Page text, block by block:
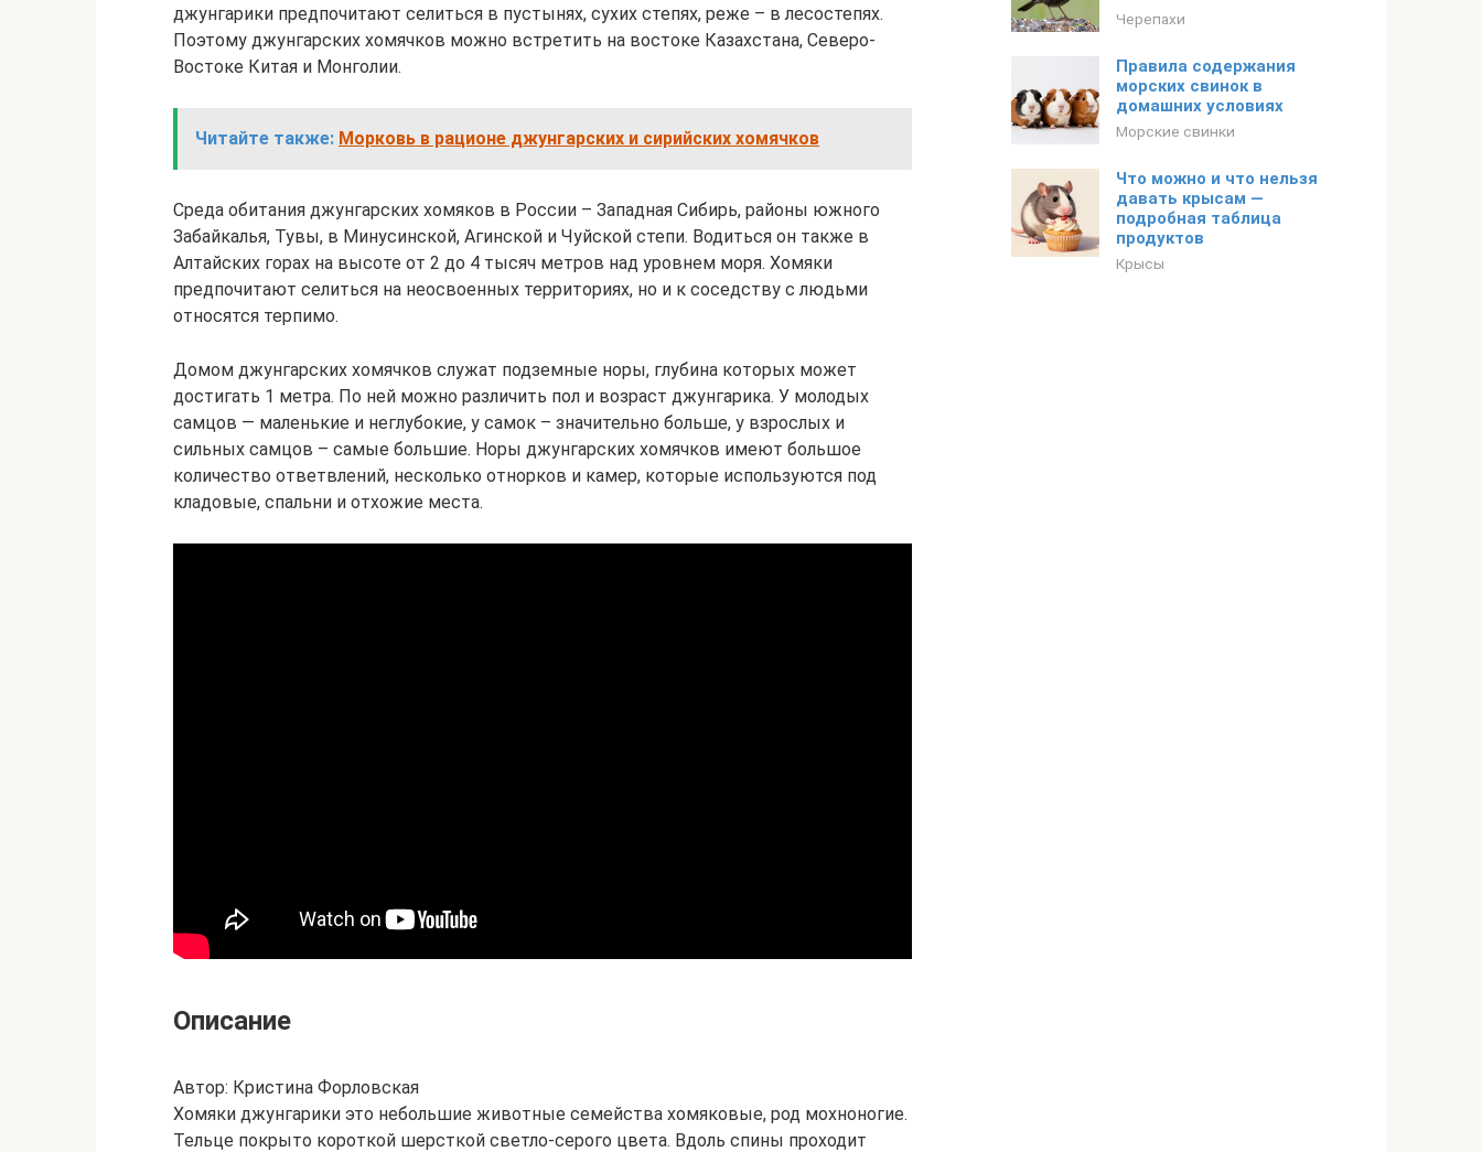
джунгарики предпочитают селиться в пустынях, сухих степях, реже – в лесостепях.
Поэтому джунгарских хомячков можно встретить на востоке Казахстана, Северо-
Востоке Китая и Монголии.
Читайте также: Морковь в рационе джунгарских и сирийских хомячков
Среда обитания джунгарских хомяков в России – Западная Сибирь, районы южного
Забайкалья, Тувы, в Минусинской, Агинской и Чуйской степи. Водиться он также в
Алтайских горах на высоте от 2 до 4 тысяч метров над уровнем моря. Хомяки
предпочитают селиться на неосвоенных территориях, но и к соседству с людьми
относятся терпимо.
Домом джунгарских хомячков служат подземные норы, глубина которых может
достигать 1 метра. По ней можно различить пол и возраст джунгарика. У молодых
самцов — маленькие и неглубокие, у самок – значительно больше, у взрослых и
сильных самцов – самые большие. Норы джунгарских хомячков имеют большое
количество ответвлений, несколько отнорков и камер, которые используются под
кладовые, спальни и отхожие места.
Описание
Автор: Кристина Форловская
Хомяки джунгарики это небольшие животные семейства хомяковые, род мохноногие.
Тельце покрыто короткой шерсткой светло-серого цвета. Вдоль спины проходит
Черепахи
Правила содержания
морских свинок в
домашних условиях
Морские свинки
Что можно и что нельзя
давать крысам —
подробная таблица
продуктов
Крысы